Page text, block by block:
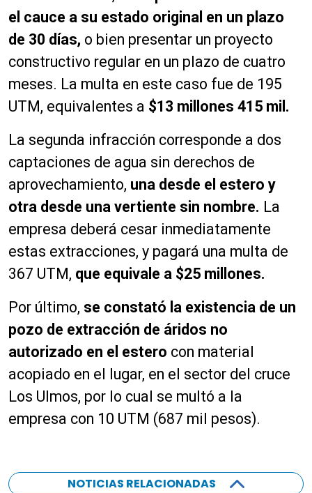
el cauce a su estado original en un plazo
de 30 días, o bien presentar un proyecto
constructivo regular en un plazo de cuatro
meses. La multa en este caso fue de 195
UTM, equivalentes a $13 millones 415 mil.
La segunda infracción corresponde a dos
captaciones de agua sin derechos de
aprovechamiento, una desde el estero y
otra desde una vertiente sin nombre. La
empresa deberá cesar inmediatamente
estas extracciones, y pagará una multa de
367 UTM, que equivale a $25 millones.
Por último, se constató la existencia de un
pozo de extracción de áridos no
autorizado en el estero con material
acopiado en el lugar, en el sector del cruce
Los Ulmos, por lo cual se multó a la
empresa con 10 UTM (687 mil pesos).
NOTICIAS RELACIONADAS